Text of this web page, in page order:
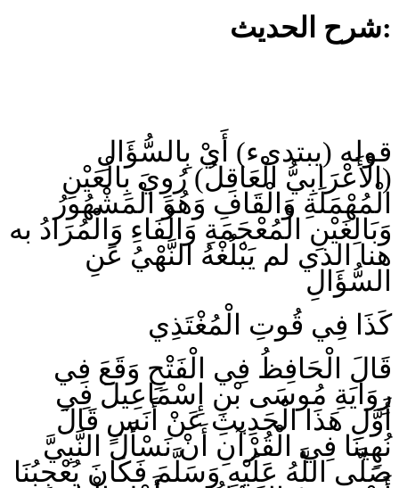
:شرح الحديث
قوله (يبتدىء) أَيْ بِالسُّؤَالِ
(الْأَعْرَابِيُّ الْعَاقِلُ) رُوِيَ بِالْعَيْنِ
الْمُهْمَلَةِ وَالْقَافِ وَهُوَ الْمَشْهُورُ
وَبَالِغَيْنِ الْمُعْجَمَةِ وَالْفَاءِ وَالْمُرَادُ به
هنا الذي لم يَبْلُغْهُ النَّهْيُ عَنِ
السُّؤَالِ
كَذَا فِي قُوتِ الْمُغْتَذِي
قَالَ الْحَافِظُ فِي الْفَتْحِ وَقَعَ فِي
رِوَايَةِ مُوسَى بْنِ إِسْمَاعِيلَ فِي
أَوَّلِ هَذَا الْحَدِيثِ عَنْ أَنَسٍ قَالَ
نُهِينَا فِي الْقُرْآنِ أَنْ نَسْأَلَ النَّبِيَّ
صَلَّى اللَّهُ عَلَيْهِ وَسَلَّمَ فَكَانَ يُعْجِبُنَا